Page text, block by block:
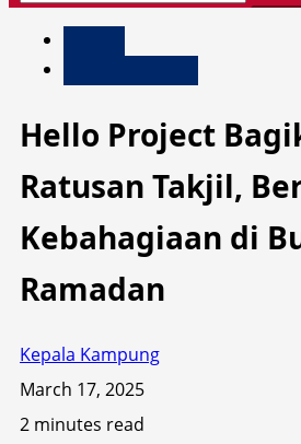
for:
Hello Project
Ratusan Takjil,
Kebahagiaan di
Ramadan
Kepala Kampung
March 17, 2025
2 minutes read